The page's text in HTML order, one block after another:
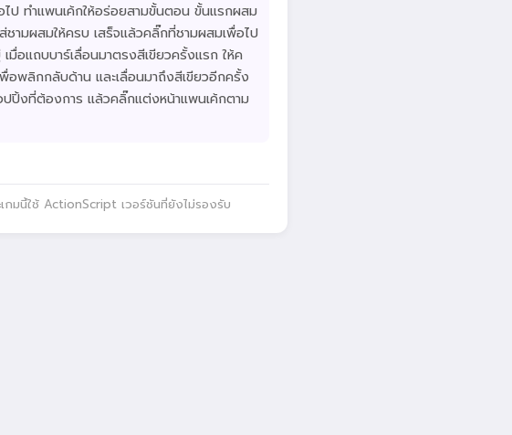
ป ทำแพนเค้กให้อร่อยสามขั้นตอน ขั้นแรกผสม
มผสมให้ครบ เสร็จแล้วคลิ๊กที่ชามผสมเพื่อไป
อแถบบาร์เลื่อนมาตรงสีเขียวครั้งแรก ให้ค
อพลิกกลับด้าน และเลื่อนมาถึงสีเขียวอีกครั้ง
ปิ้งที่ต้องการ แล้วคลิ๊กแต่งหน้าแพนเค้กตาม
กมนี้ใช้ ActionScript เวอร์ชันที่ยังไม่รองรับ